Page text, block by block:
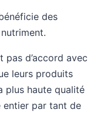
des
d’accord avec
leurs produits
plus haute qualité
entier par tant de